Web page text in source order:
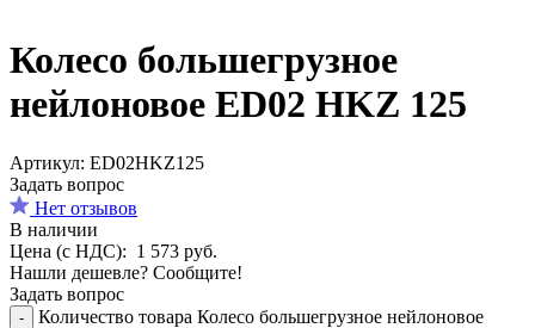
Колесо большегрузное
нейлоновое ED02 HKZ 125
Aртикул: ED02HKZ125
Задать вопрос
Нет отзывов
В наличии
Цена (с НДС): 1 573 руб.
Нашли дешевле? Сообщите!
Задать вопрос
-
Количество товара Колесо большегрузное нейлоновое